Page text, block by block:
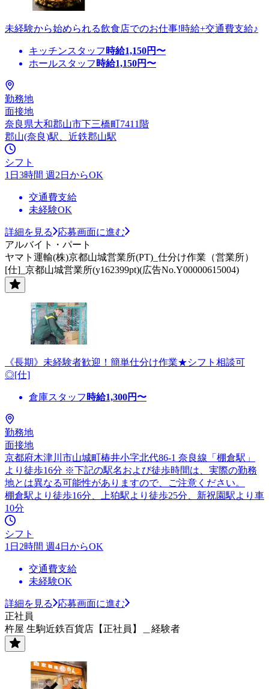
未経験から始められる飲食店でのお仕事!時給+交通費支給♪
キッチンスタッフ 時給1,150円〜
ホールスタッフ 時給1,150円〜
勤務地
面接地
奈良県大和郡山市下三橋町7411階
郡山(奈良)駅、近鉄郡山駅
シフト
1日3時間 週2日からOK
交通費支給
未経験OK
詳細を見る
応募画面に進む
アルバイト・パート
ヤマト運輸(株)京都山城営業所(PT)_仕分け作業（営業所）
[仕]_京都山城営業所(y162399pt)(広告No.Y00000615004)
《長期》未経験者歓迎！簡単仕分け作業★シフト相談可
◎[仕]
倉庫スタッフ 時給1,300円〜
勤務地
面接地
京都府木津川市山城町椿井小字北代86-1 奈良線「棚倉駅」
より徒歩16分 ※下記の駅名および徒歩時間は、実際の勤務
地とは異なる可能性がありますので、ご注意ください。
棚倉駅より徒歩16分、上狛駅より徒歩25分、新祝園駅より車
10分
シフト
1日2時間 週4日からOK
交通費支給
未経験OK
詳細を見る
応募画面に進む
正社員
杵屋 生駒近鉄百貨店【正社員】＿経験者